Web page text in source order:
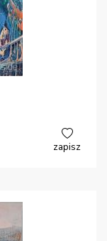
zapisz